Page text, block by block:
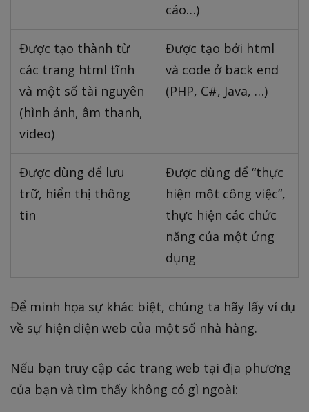
cáo…)
Được tạo thành từ
các trang html tĩnh
và một số tài nguyên
(hình ảnh, âm thanh,
video)
Được tạo bởi html
và code ở back end
(PHP, C#, Java, …)
Được dùng để lưu
trữ, hiển thị thông
tin
Được dùng để “thực
hiện một công việc”,
thực hiện các chức
năng của một ứng
dụng
Để minh họa sự khác biệt, chúng ta hãy lấy ví dụ
về sự hiện diện web của một số nhà hàng.
Nếu bạn truy cập các trang web tại địa phương
của bạn và tìm thấy không có gì ngoài: